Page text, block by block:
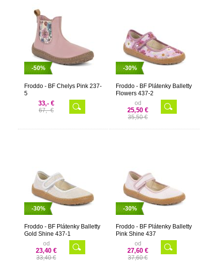
-50%
Froddo - BF Chelys Pink 237-
5
33,- €
67,- €
-30%
Froddo - BF Plátenky Balletty
Flowers 437-2
od
25,50 €
35,50 €
-30%
Froddo - BF Plátenky Balletty
Gold Shine 437-1
od
23,40 €
33,40 €
-30%
Froddo - BF Plátenky Balletty
Pink Shine 437
od
27,60 €
37,60 €